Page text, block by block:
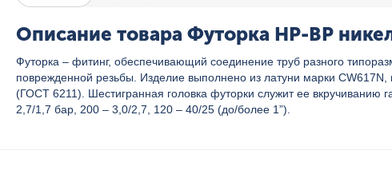
Описание товара Футорка НР-ВР
Футорка – фитинг, обеспечивающий соединение труб разного
поврежденной резьбы. Изделие выполнено из латуни марки
(ГОСТ 6211). Шестигранная головка футорки служит ее
2,7/1,7 бар, 200 – 3,0/2,7, 120 – 40/25 (до/более 1”).